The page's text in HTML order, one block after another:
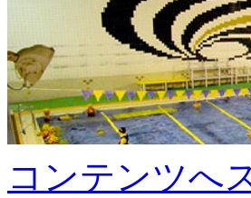
コンテンツへ